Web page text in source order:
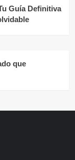
Guía Definitiva
que